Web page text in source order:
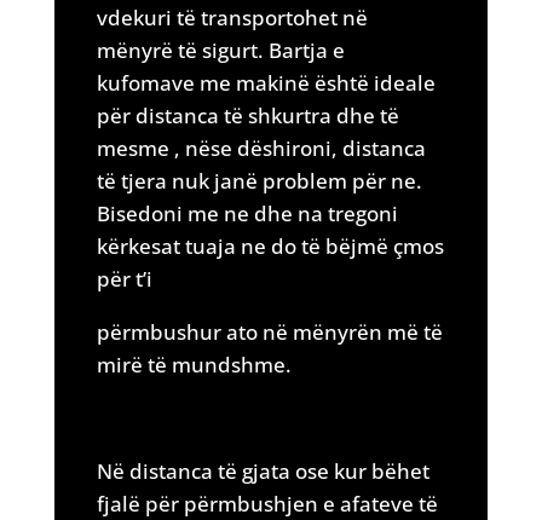
vdekuri të transportohet në
mënyrë të sigurt. Bartja e
kufomave me makinë është ideale
për distanca të shkurtra dhe të
mesme , nëse dëshironi, distanca
të tjera nuk janë problem për ne.
Bisedoni me ne dhe na tregoni
kërkesat tuaja ne do të bëjmë çmos
për t’i
përmbushur ato në mënyrën më të
mirë të mundshme.
Në distanca të gjata ose kur bëhet
fjalë për përmbushjen e afateve të